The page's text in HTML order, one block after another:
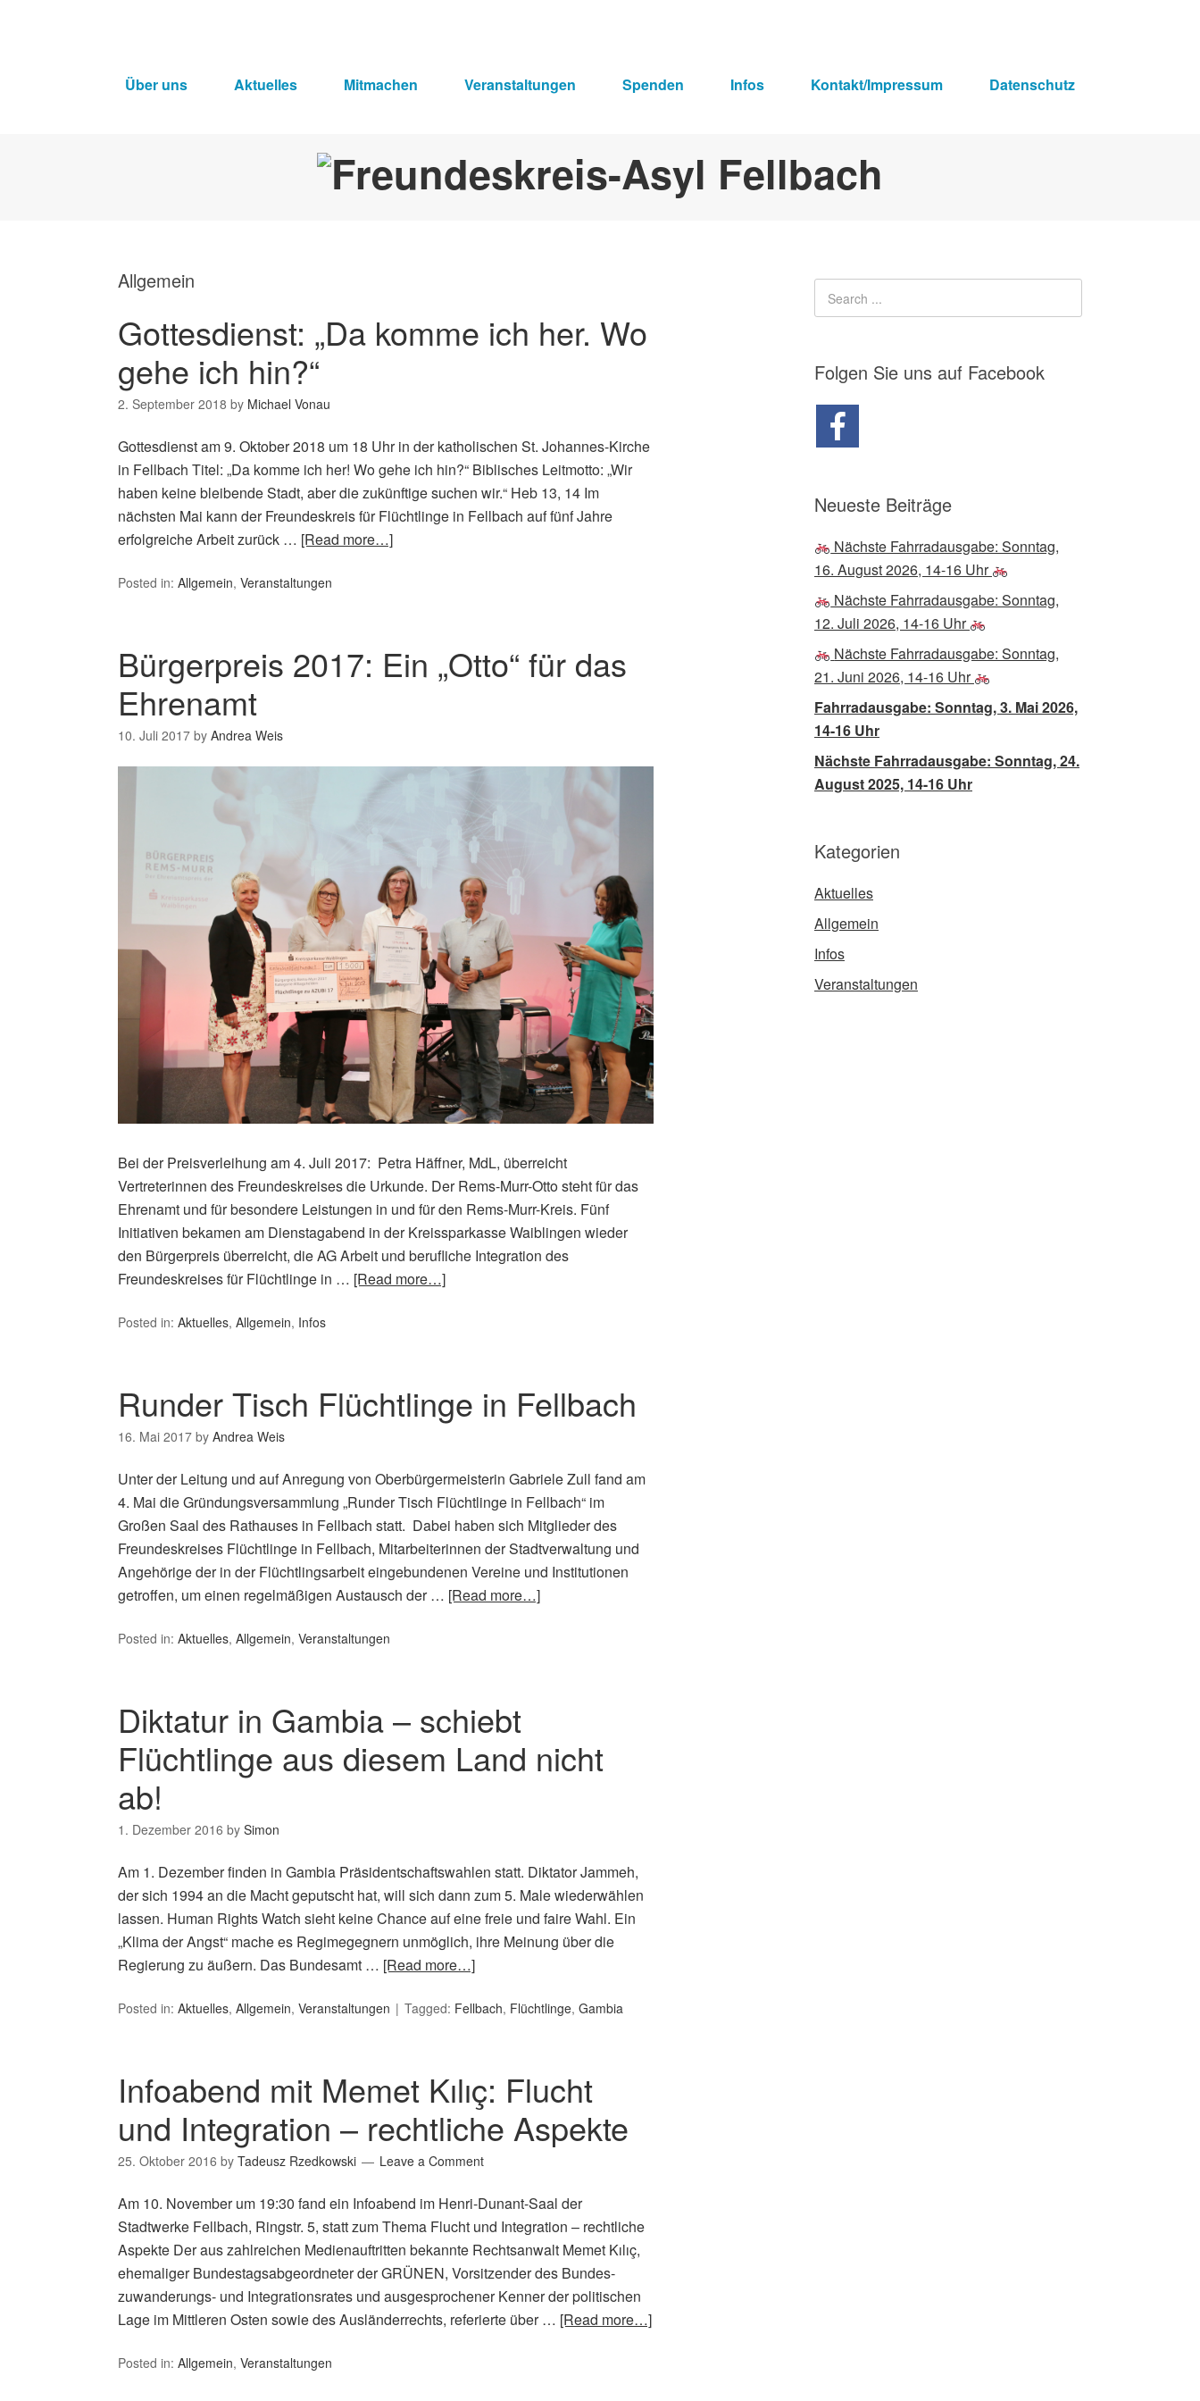
Über uns Aktuelles Mitmachen Veranstaltungen Spenden Infos Kontakt/Impressum Datenschutz
Allgemein
Gottesdienst: „Da komme ich her. Wo
gehe ich hin?“
2. September 2018 by Michael Vonau
Gottesdienst am 9. Oktober 2018 um 18 Uhr in der katholischen St. Johannes-Kirche
in Fellbach Titel: „Da komme ich her! Wo gehe ich hin?“ Biblisches Leitmotto: „Wir
haben keine bleibende Stadt, aber die zukünftige suchen wir.“ Heb 13, 14 Im
nächsten Mai kann der Freundeskreis für Flüchtlinge in Fellbach auf fünf Jahre
erfolgreiche Arbeit zurück … [Read more…]
Posted in: Allgemein, Veranstaltungen
Bürgerpreis 2017: Ein „Otto“ für das
Ehrenamt
10. Juli 2017 by Andrea Weis
Bei der Preisverleihung am 4. Juli 2017: Petra Häffner, MdL, überreicht
Vertreterinnen des Freundeskreises die Urkunde. Der Rems-Murr-Otto steht für das
Ehrenamt und für besondere Leistungen in und für den Rems-Murr-Kreis. Fünf
Initiativen bekamen am Dienstagabend in der Kreissparkasse Waiblingen wieder
den Bürgerpreis überreicht, die AG Arbeit und berufliche Integration des
Freundeskreises für Flüchtlinge in … [Read more…]
Posted in: Aktuelles, Allgemein, Infos
Runder Tisch Flüchtlinge in Fellbach
16. Mai 2017 by Andrea Weis
Unter der Leitung und auf Anregung von Oberbürgermeisterin Gabriele Zull fand am
4. Mai die Gründungsversammlung „Runder Tisch Flüchtlinge in Fellbach“ im
Großen Saal des Rathauses in Fellbach statt. Dabei haben sich Mitglieder des
Freundeskreises Flüchtlinge in Fellbach, Mitarbeiterinnen der Stadtverwaltung und
Angehörige der in der Flüchtlingsarbeit eingebundenen Vereine und Institutionen
getroffen, um einen regelmäßigen Austausch der … [Read more…]
Posted in: Aktuelles, Allgemein, Veranstaltungen
Diktatur in Gambia – schiebt
Flüchtlinge aus diesem Land nicht
ab!
1. Dezember 2016 by Simon
Am 1. Dezember finden in Gambia Präsidentschaftswahlen statt. Diktator Jammeh,
der sich 1994 an die Macht geputscht hat, will sich dann zum 5. Male wiederwählen
lassen. Human Rights Watch sieht keine Chance auf eine freie und faire Wahl. Ein
„Klima der Angst“ mache es Regimegegnern unmöglich, ihre Meinung über die
Regierung zu äußern. Das Bundesamt … [Read more…]
Posted in: Aktuelles, Allgemein, Veranstaltungen Tagged: Fellbach, Flüchtlinge, Gambia
Infoabend mit Memet Kılıç: Flucht
und Integration – rechtliche Aspekte
25. Oktober 2016 by Tadeusz Rzedkowski Leave a Comment
Am 10. November um 19:30 fand ein Infoabend im Henri-Dunant-Saal der
Stadtwerke Fellbach, Ringstr. 5, statt zum Thema Flucht und Integration – rechtliche
Aspekte Der aus zahlreichen Medien­auftritten bekannte Rechts­anwalt Memet Kılıç,
ehema­liger Bun­­destags­abgeord­neter der GRÜNEN, Vorsit­zender des Bundes­
zuwan­derungs- und Integra­tions­rates und ausge­sprochener Kenner der politischen
Lage im Mittleren Osten sowie des Ausländer­rechts, referierte über … [Read more…]
Posted in: Allgemein, Veranstaltungen
Folgen Sie uns auf Facebook
Neueste Beiträge
Nächste Fahrradausgabe: Sonntag,
16. August 2026, 14-16 Uhr
Nächste Fahrradausgabe: Sonntag,
12. Juli 2026, 14-16 Uhr
Nächste Fahrradausgabe: Sonntag,
21. Juni 2026, 14-16 Uhr
Fahrradausgabe: Sonntag, 3. Mai 2026,
14-16 Uhr
Nächste Fahrradausgabe: Sonntag, 24.
August 2025, 14-16 Uhr
Kategorien
Aktuelles
Allgemein
Infos
Veranstaltungen